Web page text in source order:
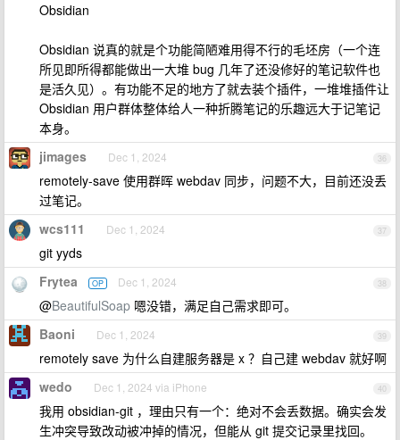
Obsidian
Obsidian 说真的就是个功能简陋难用得不行的毛坯房（一个连
所见即所得都能做出一大堆 bug 几年了还没修好的笔记软件也
是活久见）。有功能不足的地方了就去装个插件，一堆堆插件让
Obsidian 用户群体整体给人一种折腾笔记的乐趣远大于记笔记
本身。
36
jimages Dec 1, 2024
remotely-save 使用群晖 webdav 同步，问题不大，目前还没丢
过笔记。
37
wcs111 Dec 1, 2024
git yyds
38
Frytea OP Dec 1, 2024
@BeautifulSoap 嗯没错，满足自己需求即可。
39
Baoni Dec 1, 2024
remotely save 为什么自建服务器是 x ？自己建 webdav 就好啊
40
wedo Dec 1, 2024 via iPhone
我用 obsidian-git ，理由只有一个：绝对不会丢数据。确实会发
生冲突导致改动被冲掉的情况，但能从 git 提交记录里找回。